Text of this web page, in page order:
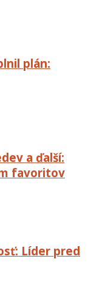
plán:
a ďalší:
favoritov
Líder pred